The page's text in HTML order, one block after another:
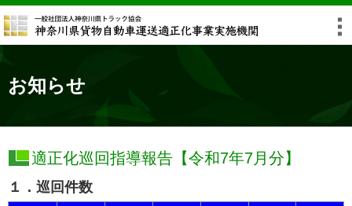
お知らせ
適正化巡回指導報告【令和7年7月分】
１．巡回件数